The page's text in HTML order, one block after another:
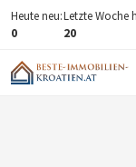
Heute neu:
0
Letzte Woche
20